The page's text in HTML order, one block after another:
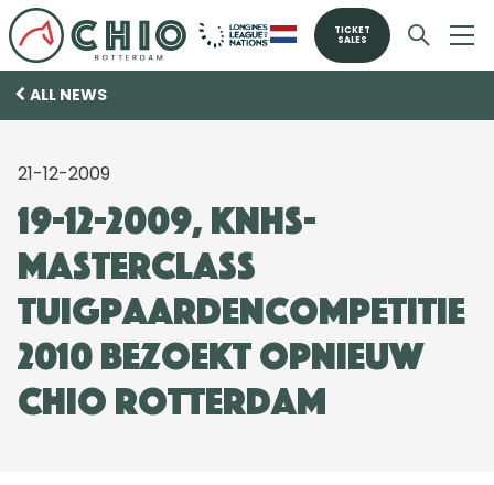
TICKET
SALES
ALL NEWS
21-12-2009
19-12-2009, KNHS-
Masterclass
Tuigpaardencompetitie
2010 bezoekt opnieuw
CHIO Rotterdam